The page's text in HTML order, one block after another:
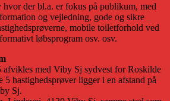
hvor der bl.a. er fokus på publikum, med
og vejledning, gode og sikre
mobile toiletforhold ved
løbsprogram osv. osv.
med Viby Sj sydvest for Roskilde
5 hastighedsprøver ligger i en afstand på
Sj.